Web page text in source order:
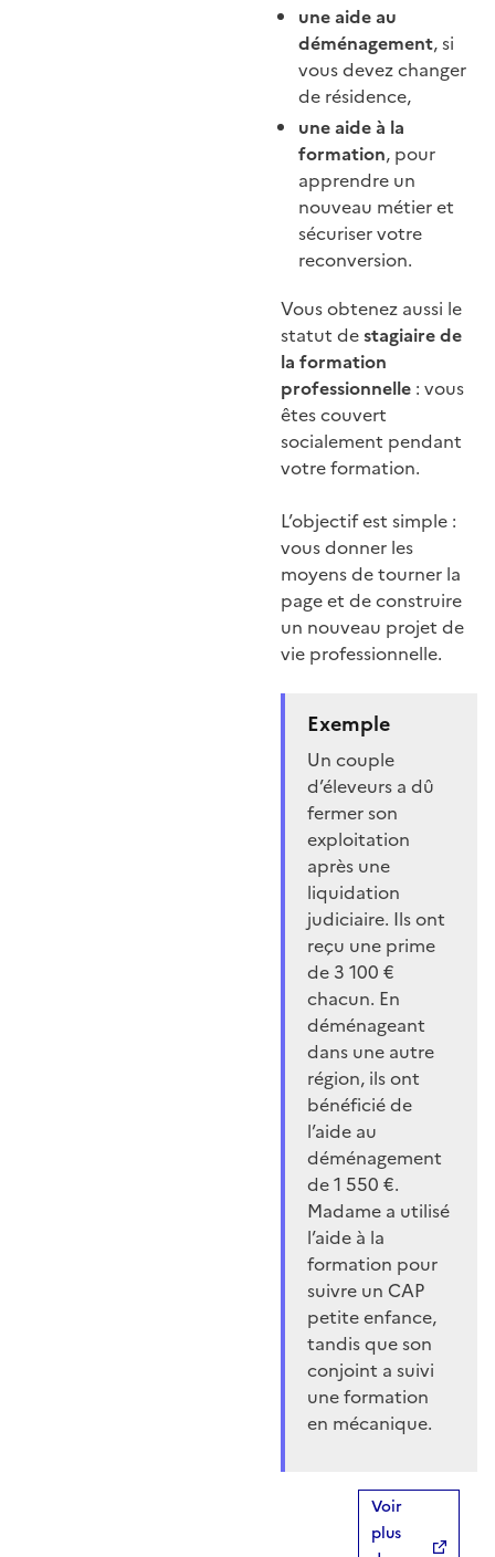
une aide au
déménagement, si
vous devez changer
de résidence,
une aide à la
formation, pour
apprendre un
nouveau métier et
sécuriser votre
reconversion.
Vous obtenez aussi le
statut destagiaire de
la formation
professionnelle : vous
êtes couvert
socialement pendant
votre formation.
L’objectif est simple :
vous donner les
moyens de tourner la
page et de construire
un nouveau projet de
vie professionnelle.
Exemple
Un couple
d’éleveurs a dû
fermer son
exploitation
après une
liquidation
judiciaire. Ils ont
reçu une prime
de 3 100 €
chacun. En
déménageant
dans une autre
région, ils ont
bénéficié de
l’aide au
déménagement
de 1 550 €.
Madame a utilisé
l’aide à la
formation pour
suivre un CAP
petite enfance,
tandis que son
conjoint a suivi
une formation
en mécanique.
Voir
plus